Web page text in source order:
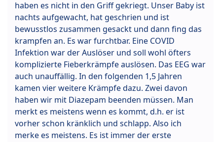
haben es nicht in den Griff gekriegt. Unser Baby ist
nachts aufgewacht, hat geschrien und ist
bewusstlos zusammen gesackt und dann fing das
krampfen an. Es war furchtbar. Eine COVID
Infektion war der Auslöser und soll wohl öfters
komplizierte Fieberkrämpfe auslösen. Das EEG war
auch unauffällig. In den folgenden 1,5 Jahren
kamen vier weitere Krämpfe dazu. Zwei davon
haben wir mit Diazepam beenden müssen. Man
merkt es meistens wenn es kommt, d.h. er ist
vorher schon kränklich und schlapp. Also ich
merke es meistens. Es ist immer der erste